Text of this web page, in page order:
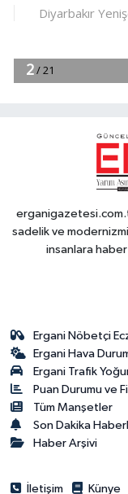
sadelik ve
insanlara
Ergani Nöbetçi
Ergani Hava
Ergani Trafik
Puan Durumu ve
Tüm Manşetler
Son Dakika
Haber Arşivi
İletişim Künye